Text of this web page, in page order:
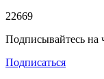
22669
Подписывайтесь на
Подписаться